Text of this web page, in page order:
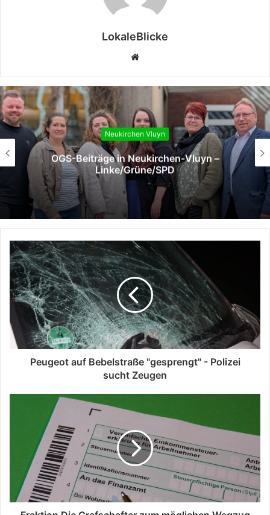
LokaleBlicke
Webseite
Neukirchen Vluyn
OGS-Beiträge in Neukirchen-Vluyn –
Linke/Grüne/SPD
Peugeot auf Bebelstraße "gesprengt" - Polizei
sucht Zeugen